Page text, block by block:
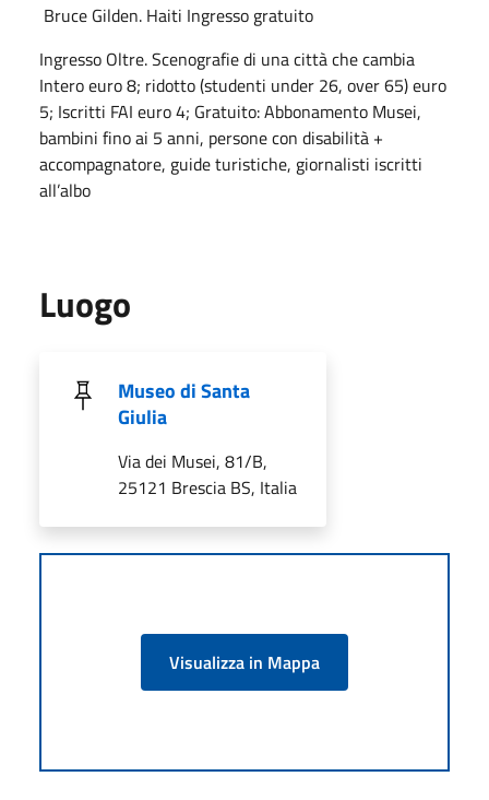
Bruce Gilden. Haiti Ingresso gratuito
Ingresso Oltre. Scenografie di una città che cambia
Intero euro 8; ridotto (studenti under 26, over 65) euro
5; Iscritti FAI euro 4; Gratuito: Abbonamento Musei,
bambini fino ai 5 anni, persone con disabilità +
accompagnatore, guide turistiche, giornalisti iscritti
all’albo
Luogo
Museo di Santa
Giulia
Via dei Musei, 81/B,
25121 Brescia BS, Italia
Visualizza in Mappa